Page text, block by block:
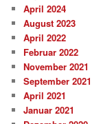
April 2024
August 2023
April 2022
Februar 2022
November 2021
September 2021
April 2021
Januar 2021